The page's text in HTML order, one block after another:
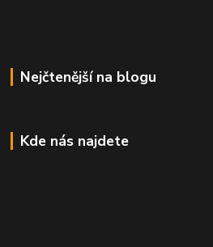
Nejčtenější na blogu
Kde nás najdete